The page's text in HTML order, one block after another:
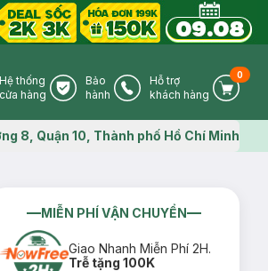
Store Icon
Hệ thống
cửa hàng
Warranty Icon
Bảo
hành
Phone Icon
Hỗ trợ
khách hàng
Cart
0
Map icon
8, Quận 10, Thành phố Hồ Chí Minh
MIỄN PHÍ VẬN CHUYỂN
Giao Nhanh Miễn Phí 2H.
Trễ tặng 100K